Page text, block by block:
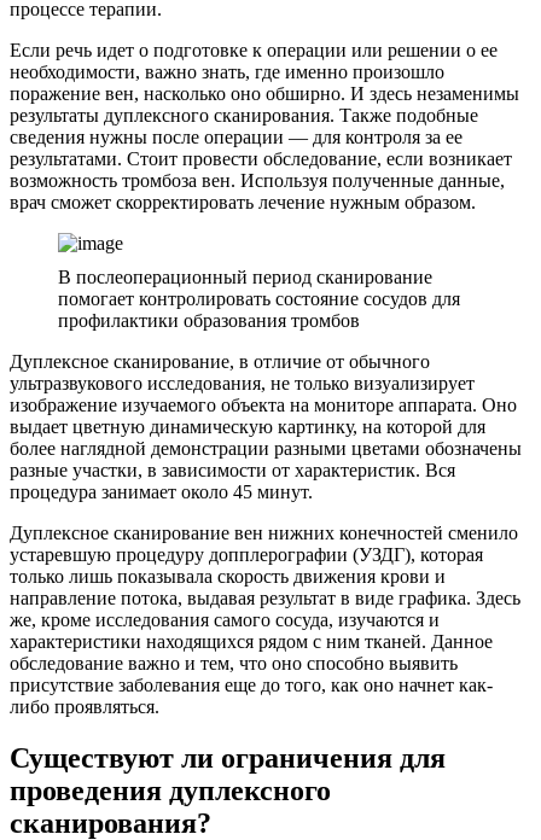
процессе терапии.
Если речь идет о подготовке к операции или решении о ее
необходимости, важно знать, где именно произошло
поражение вен, насколько оно обширно. И здесь незаменимы
результаты дуплексного сканирования. Также подобные
сведения нужны после операции — для контроля за ее
результатами. Стоит провести обследование, если возникает
возможность тромбоза вен. Используя полученные данные,
врач сможет скорректировать лечение нужным образом.
В послеоперационный период сканирование
помогает контролировать состояние сосудов для
профилактики образования тромбов
Дуплексное сканирование, в отличие от обычного
ультразвукового исследования, не только визуализирует
изображение изучаемого объекта на мониторе аппарата. Оно
выдает цветную динамическую картинку, на которой для
более наглядной демонстрации разными цветами обозначены
разные участки, в зависимости от характеристик. Вся
процедура занимает около 45 минут.
Дуплексное сканирование вен нижних конечностей сменило
устаревшую процедуру допплерографии (УЗДГ), которая
только лишь показывала скорость движения крови и
направление потока, выдавая результат в виде графика. Здесь
же, кроме исследования самого сосуда, изучаются и
характеристики находящихся рядом с ним тканей. Данное
обследование важно и тем, что оно способно выявить
присутствие заболевания еще до того, как оно начнет как-
либо проявляться.
Существуют ли ограничения для
проведения дуплексного
сканирования?